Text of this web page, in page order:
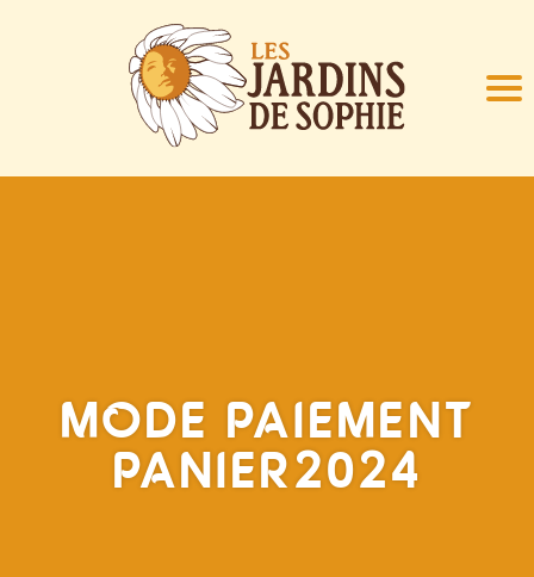
MODE PAIEMENT
PANIER2024